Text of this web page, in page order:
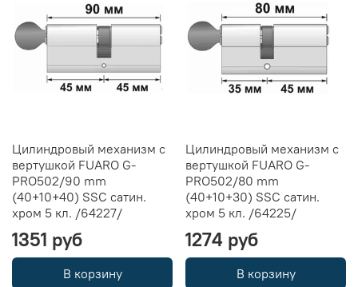
Цилиндровый механизм с
вертушкой FUARO G-
PRO502/90 mm
(40+10+40) SSC сатин.
хром 5 кл. /64227/
1351 руб
В корзину
Цилиндровый механизм с
вертушкой FUARO G-
PRO502/80 mm
(40+10+30) SSC сатин.
хром 5 кл. /64225/
1274 руб
В корзину